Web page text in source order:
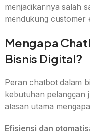
menjadikannya salah
mendukung customer
Mengapa
Bisnis Digital?
Peran chatbot dalam
kebutuhan pelanggan
alasan utama
Efisiensi dan